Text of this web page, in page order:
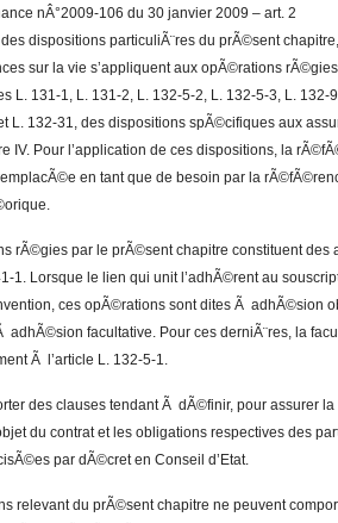
nÂ°2009-106 du 30 janvier 2009 – art. 2
des dispositions particuliÃ¨res du prÃ©sent
sur la vie s’appliquent aux opÃ©rations
L. 131-1, L. 131-2, L. 132-5-2, L. 132-5-3, L.
L. 132-31, des dispositions spÃ©cifiques aux
IV. Pour l’application de ces dispositions, la
en tant que de besoin par la
rÃ©gies par le prÃ©sent chapitre constituent
1. Lorsque le lien qui unit l’adhÃ©rent au
ces opÃ©rations sont dites Ã adhÃ©sion
adhÃ©sion facultative. Pour ces derniÃ¨res, la
Ã l’article L. 132-5-1.
des clauses tendant Ã dÃ©finir, pour assurer
du contrat et les obligations respectives des
par dÃ©cret en Conseil d’Etat.
relevant du prÃ©sent chapitre ne peuvent